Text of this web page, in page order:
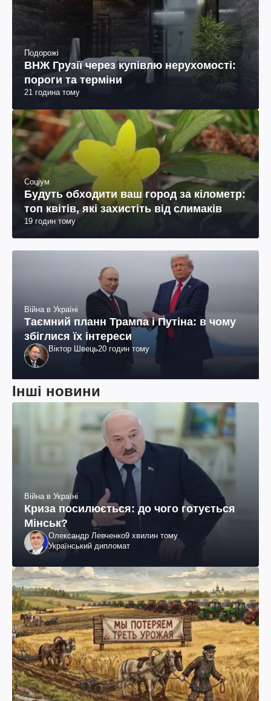
Подорожі
ВНЖ Грузії через купівлю нерухомості:
пороги та терміни
21 година тому
Соціум
Будуть обходити ваш город за кілометр:
топ квітів, які захистіть від слимаків
19 годин тому
Війна в Україні
Таємний планн Трампа і Путіна: в чому
збіглися їх інтереси
Віктор Швець20 годин тому
Інші новини
Війна в Україні
Криза посилюється: до чого готується
Мінськ?
Олександр Левченко9 хвилин тому
Український дипломат